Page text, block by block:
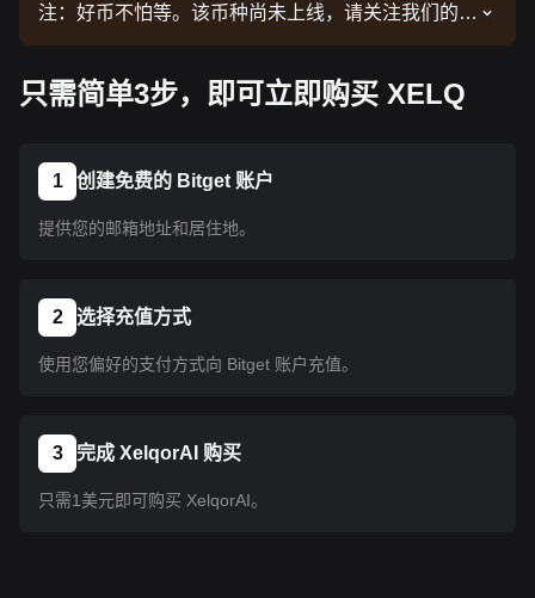
注：好币不怕等。该币种尚未上线，请关注我们的公
操作流程。
只需简单3步，即可立即购买 XELQ
1 创建免费的 Bitget 账户
提供您的邮箱地址和居住地。
2 选择充值方式
使用您偏好的支付方式向 Bitget 账户充值。
3 完成 XelqorAI 购买
只需1美元即可购买 XelqorAI。